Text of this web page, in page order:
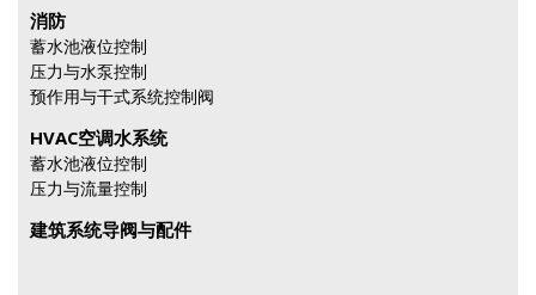
消防
蓄水池液位控制
压力与水泵控制
预作用与干式系统控制阀
HVAC空调水系统
蓄水池液位控制
压力与流量控制
建筑系统导阀与配件